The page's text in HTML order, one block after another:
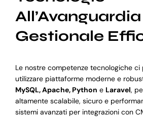
Gestionale
Le nostre competenze tecnologiche
utilizzare piattaforme moderne e
MySQL, Apache, Python e Laravel,
altamente scalabile, sicuro e
sistemi avanzati per integrazioni con